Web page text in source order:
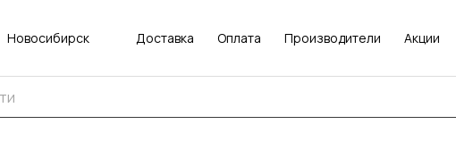
Новосибирск Доставка Оплата Производители Акции